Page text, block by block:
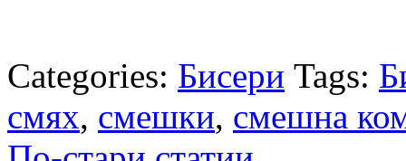
Categories: Бисери Tags:
смях, смешки, смешна